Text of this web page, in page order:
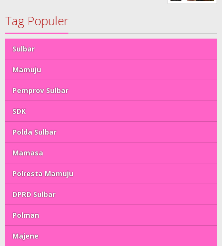
Tag Populer
Sulbar
Mamuju
Pemprov Sulbar
SDK
Polda Sulbar
Mamasa
Polresta Mamuju
DPRD Sulbar
Polman
Majene